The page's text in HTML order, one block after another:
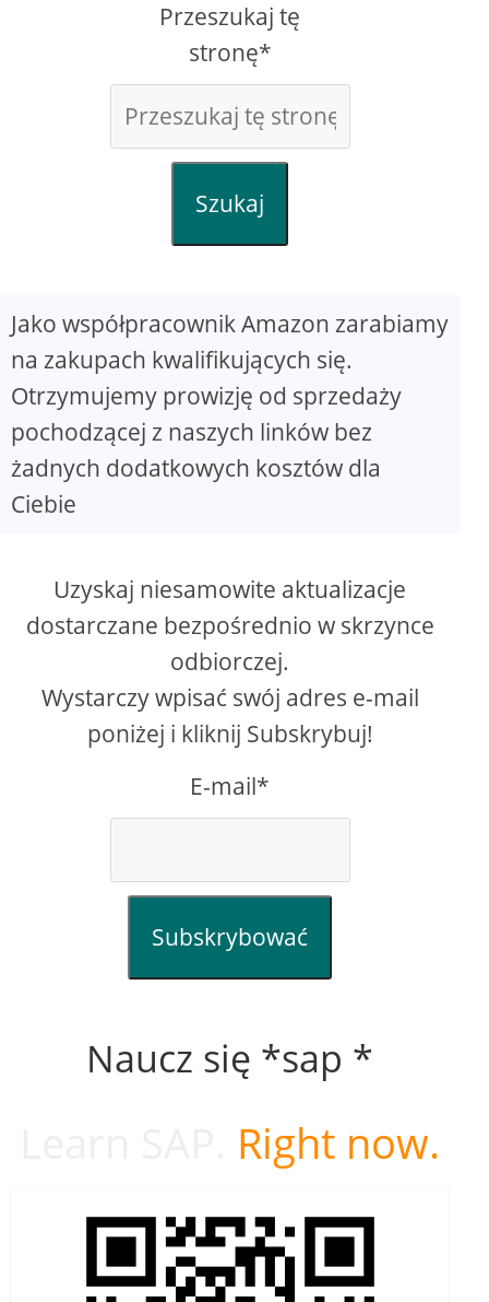
Przeszukaj tę
stronę*
Szukaj
Jako współpracownik Amazon zarabiamy
na zakupach kwalifikujących się.
Otrzymujemy prowizję od sprzedaży
pochodzącej z naszych linków bez
żadnych dodatkowych kosztów dla
Ciebie
Uzyskaj niesamowite aktualizacje
dostarczane bezpośrednio w skrzynce
odbiorczej.
Wystarczy wpisać swój adres e-mail
poniżej i kliknij Subskrybuj!
E-mail*
Subskrybować
Naucz się *sap *
Right now.